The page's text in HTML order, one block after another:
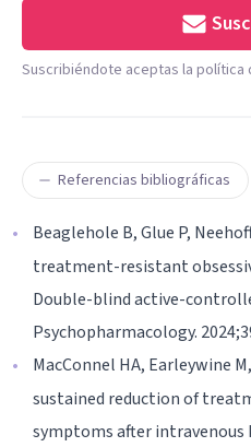
Suscribiéndote aceptas la política
Referencias bibliográficas
Beaglehole B, Glue P,
treatment-resistant
Double-blind active-
Psychopharmacology.
MacConnel HA, Earleywine
sustained reduction of
symptoms after